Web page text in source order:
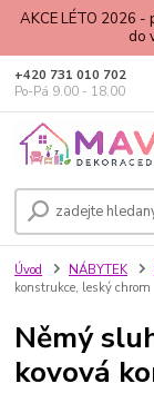
AKCE LÉTO 2026
do
+420 731 010 702
Po-Pá 9.00 - 18.00
Úvod NÁBYTEK
konstrukce, leský chrom
Němý
kovová